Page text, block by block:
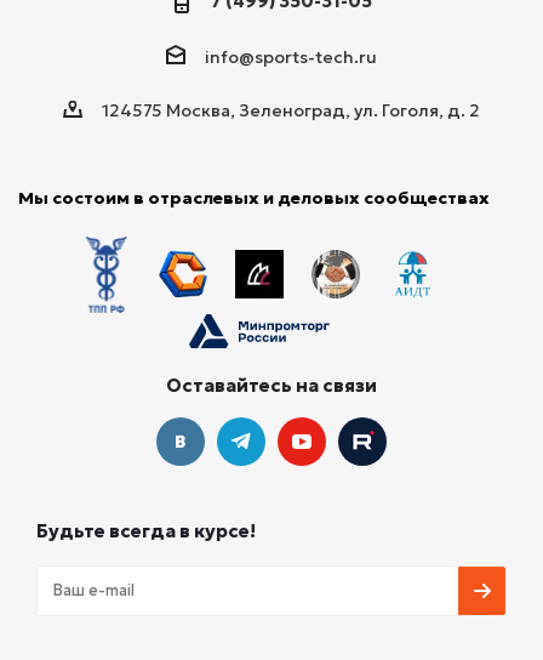
info@sports-tech.ru
124575 Москва, Зеленоград, ул. Гоголя, д. 2
Мы состоим в отраслевых и деловых сообществах
Оставайтесь на связи
Будьте всегда в курсе!